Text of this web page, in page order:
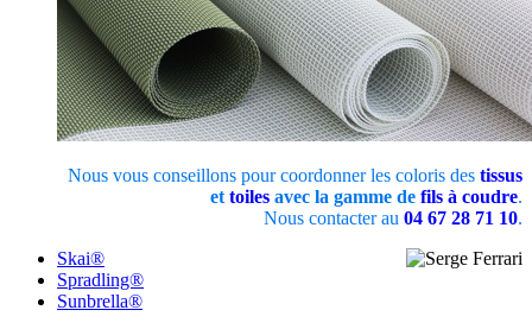
Nous vous conseillons pour coordonner les coloris des tissus
et toiles avec la gamme de fils à coudre.
Nous contacter au 04 67 28 71 10.
Skai®
Spradling®
Sunbrella®